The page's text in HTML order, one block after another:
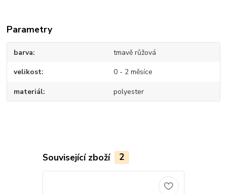
Parametry
barva tmavě růžová
velikost 0 - 2 měsíce
materiál polyester
Související zboží 2